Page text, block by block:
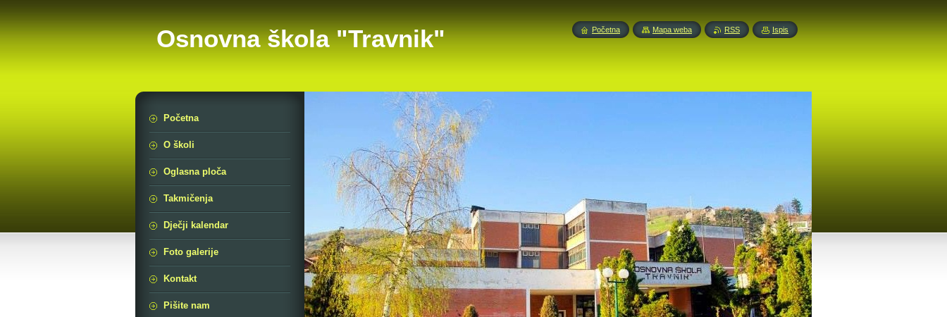
Osnovna škola "Travnik"
Početna
O školi
Oglasna ploča
Takmičenja
Dječji kalendar
Foto galerije
Kontakt
Pišite nam
Početna Mapa weba RSS Ispis